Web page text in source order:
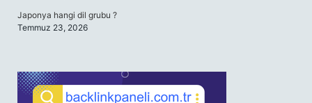
Japonya hangi dil grubu ?
Temmuz 23, 2026